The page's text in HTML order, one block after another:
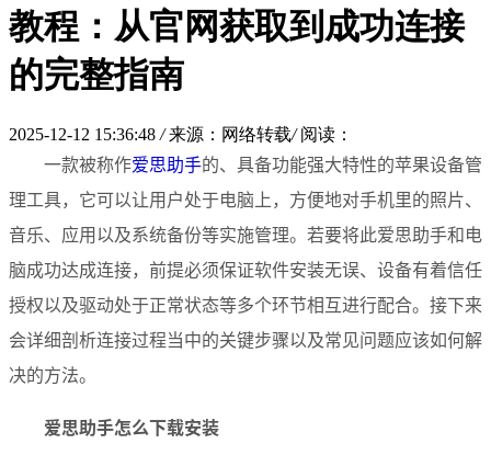
教程：从官网获取到成功连接
的完整指南
2025-12-12 15:36:48 / 来源：网络转载/ 阅读：
一款被称作爱思助手的、具备功能强大特性的苹果设备管
理工具，它可以让用户处于电脑上，方便地对手机里的照片、
音乐、应用以及系统备份等实施管理。若要将此爱思助手和电
脑成功达成连接，前提必须保证软件安装无误、设备有着信任
授权以及驱动处于正常状态等多个环节相互进行配合。接下来
会详细剖析连接过程当中的关键步骤以及常见问题应该如何解
决的方法。
爱思助手怎么下载安装